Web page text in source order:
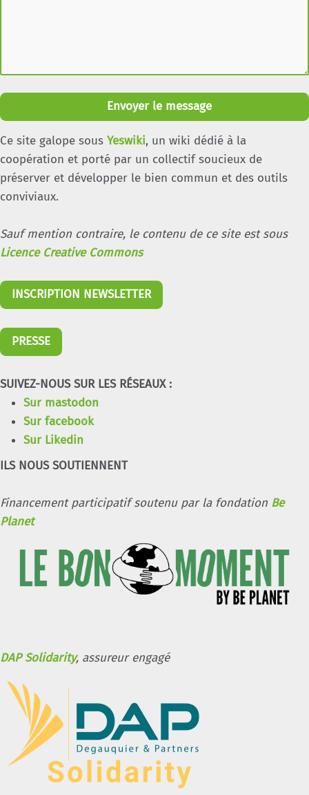
Envoyer le message
Ce site galope sous Yeswiki, un wiki dédié à la
coopération et porté par un collectif soucieux de
préserver et développer le bien commun et des outils
conviviaux.
Sauf mention contraire, le contenu de ce site est sous
Licence Creative Commons
INSCRIPTION NEWSLETTER
PRESSE
SUIVEZ-NOUS SUR LES RÉSEAUX :
Sur mastodon
Sur facebook
Sur Likedin
ILS NOUS SOUTIENNENT
Financement participatif soutenu par la fondation Be
Planet
DAP Solidarity, assureur engagé